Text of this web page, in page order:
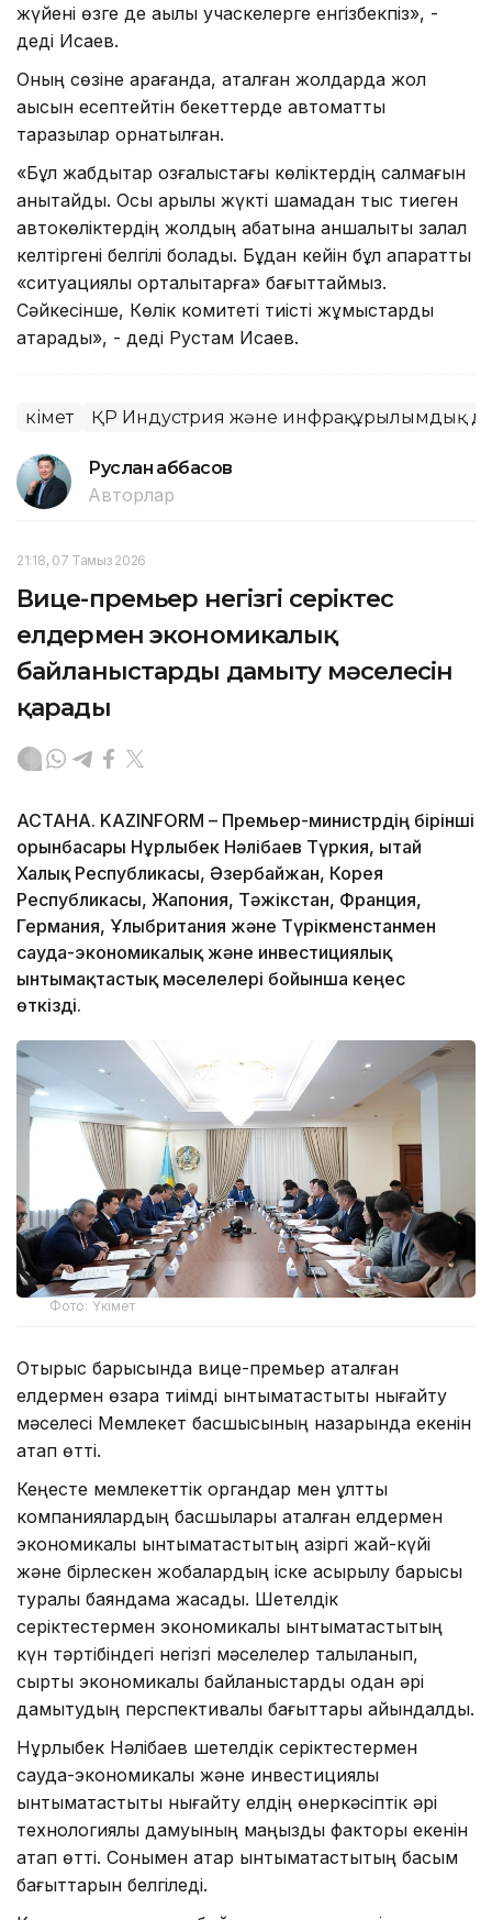
жүйені өзге де ақылы учаскелерге енгізбекпіз», -
деді Исаев.
Оның сөзіне қарағанда, аталған жолдарда жол
ақысын есептейтін бекеттерде автоматты
таразылар орнатылған.
«Бұл жабдықтар қозғалыстағы көліктердің салмағын
анықтайды. Осы арқылы жүкті шамадан тыс тиеген
автокөліктердің жолдың қабатына қаншалықты залал
келтіргені белгілі болады. Бұдан кейін бұл ақпаратты
«ситуациялық орталықтарға» бағыттаймыз.
Сәйкесінше, Көлік комитеті тиісті жұмыстарды
атқарады», - деді Рустам Исаев.
Үкімет ҚР Индустрия және инфрақұрылымдық
Руслан Ғаббасов
Авторлар
21:18, 07 Тамыз 2026
Вице-премьер негізгі серіктес
елдермен экономикалық
байланыстарды дамыту мәселесін
қарады
АСТАНА. KAZINFORM – Премьер-министрдің бірінші
орынбасары Нұрлыбек Нәлібаев Түркия, Қытай
Халық Республикасы, Әзербайжан, Корея
Республикасы, Жапония, Тәжікстан, Франция,
Германия, Ұлыбритания және Түрікменстанмен
сауда-экономикалық және инвестициялық
ынтымақтастық мәселелері бойынша кеңес
өткізді.
Фото: Үкімет
Отырыс барысында вице-премьер аталған
елдермен өзара тиімді ынтымақтастықты нығайту
мәселесі Мемлекет басшысының назарында екенін
атап өтті.
Кеңесте мемлекеттік органдар мен ұлттық
компаниялардың басшылары аталған елдермен
экономикалық ынтымақтастықтың қазіргі жай-күйі
және бірлескен жобалардың іске асырылу барысы
туралы баяндама жасады. Шетелдік
серіктестермен экономикалық ынтымақтастықтың
күн тәртібіндегі негізгі мәселелер талқыланып,
сыртқы экономикалық байланыстарды одан әрі
дамытудың перспективалы бағыттары айқындалды.
Нұрлыбек Нәлібаев шетелдік серіктестермен
сауда-экономикалық және инвестициялық
ынтымақтастықты нығайту елдің өнеркәсіптік әрі
технологиялық дамуының маңызды факторы екенін
атап өтті. Сонымен қатар ынтымақтастықтың басым
бағыттарын белгіледі.